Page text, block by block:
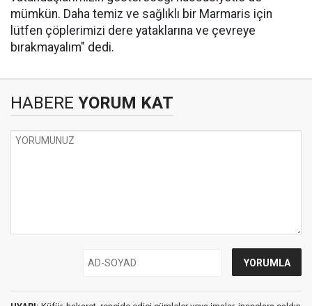
mümkün. Daha temiz ve sağlıklı bir Marmaris için
lütfen çöplerimizi dere yataklarına ve çevreye
bırakmayalım" dedi.
HABERE YORUM KAT